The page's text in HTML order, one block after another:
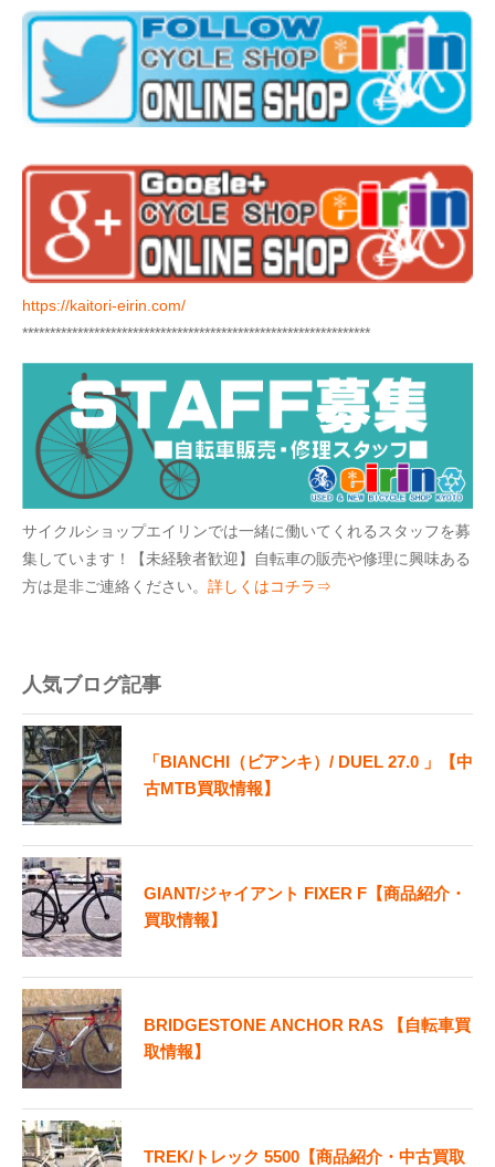
https://kaitori-eirin.com/
***************************************************************
サイクルショップエイリンでは一緒に働いてくれるスタッフを募
集しています！【未経験者歓迎】自転車の販売や修理に興味ある
方は是非ご連絡ください。 詳しくはコチラ⇒
人気ブログ記事
「BIANCHI（ビアンキ）/ DUEL 27.0 」【中
古MTB買取情報】
GIANT/ジャイアント FIXER F【商品紹介・
買取情報】
BRIDGESTONE ANCHOR RAS 【自転車買
取情報】
TREK/トレック 5500【商品紹介・中古買取